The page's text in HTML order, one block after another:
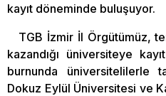
kayıt döneminde buluşuyor.
TGB İzmir İl Örgütümüz,
kazandığı üniversiteye
burnunda üniversitelilerle
Dokuz Eylül Üniversitesi ve